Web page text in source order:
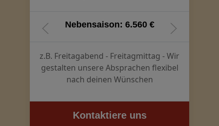
Nebensaison: 6.560 €
z.B. Freitagabend - Freitagmittag - Wir
gestalten unsere Absprachen flexibel
nach deinen Wünschen
Kontaktiere uns